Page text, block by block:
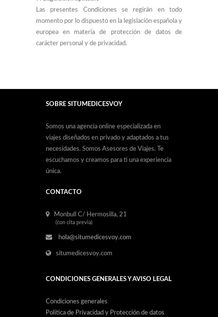
Las presentes Condiciones se regirán en todo
momento por lo dispuesto en la legislación española y
europea en materia de protección de datos de
carácter personal y de privacidad.
SOBRE SITUMEDICESVOY
Somos una agencia online especializada en
viajes diseñados en privado y adaptados a tus
necesidades. Somos Asesores de Viajes. Te
escuchamos y creamos para ti una experiencia
única.
CONTACTO
Monbull C/ Hermosilla, 21
(con cita previa)
hola@situmedicesvoy.com
situmedicesvoy.com
CONDICIONES GENERALES Y AVISO LEGAL
Condiciones generales
Política de Privacidad y Protección de datos